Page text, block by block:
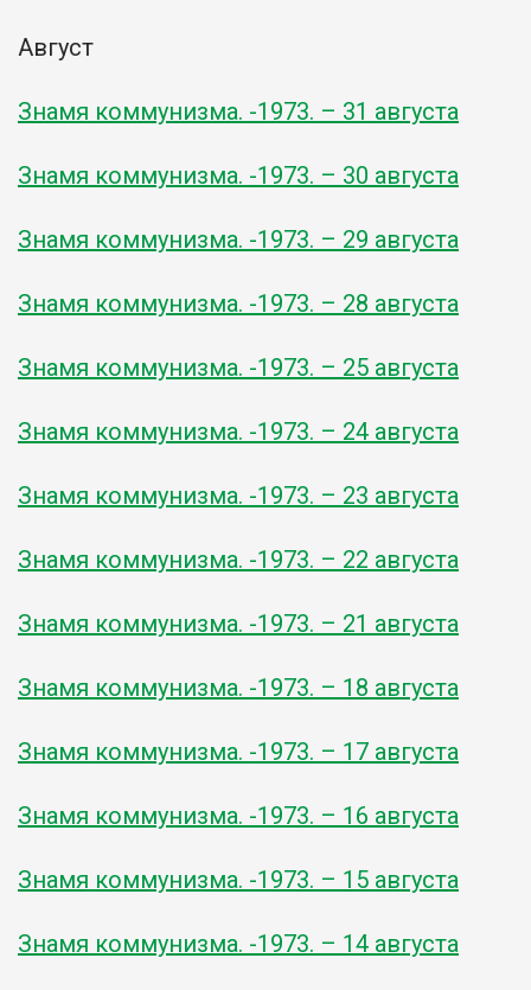
Август
Знамя коммунизма. -1973. – 31 августа
Знамя коммунизма. -1973. – 30 августа
Знамя коммунизма. -1973. – 29 августа
Знамя коммунизма. -1973. – 28 августа
Знамя коммунизма. -1973. – 25 августа
Знамя коммунизма. -1973. – 24 августа
Знамя коммунизма. -1973. – 23 августа
Знамя коммунизма. -1973. – 22 августа
Знамя коммунизма. -1973. – 21 августа
Знамя коммунизма. -1973. – 18 августа
Знамя коммунизма. -1973. – 17 августа
Знамя коммунизма. -1973. – 16 августа
Знамя коммунизма. -1973. – 15 августа
Знамя коммунизма. -1973. – 14 августа